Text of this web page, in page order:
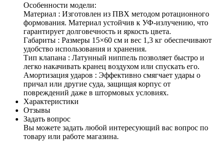
Особенности модели:
Материал : Изготовлен из ПВХ методом ротационного
формования. Материал устойчив к УФ-излучению, что
гарантирует долговечность и яркость цвета.
Габариты : Размеры 15×60 см и вес 1,3 кг обеспечивают
удобство использования и хранения.
Тип клапана : Латунный ниппель позволяет быстро и
легко накачивать кранец воздухом или спускать его.
Амортизация ударов : Эффективно смягчает удары о
причал или другие суда, защищая корпус от
повреждений даже в штормовых условиях.
Характеристики
Отзывы
Задать вопрос
Вы можете задать любой интересующий вас вопрос по
товару или работе магазина.